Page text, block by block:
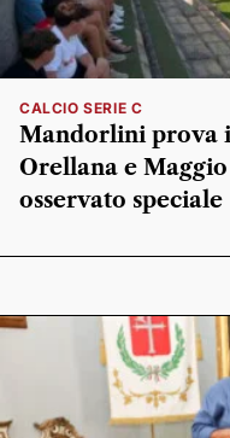
CALCIO SERIE C
Mandorlini prova
Orellana e
osservato speciale